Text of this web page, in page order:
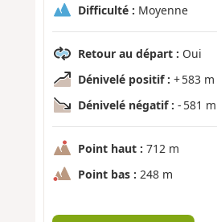
Difficulté : Moyenne
Retour au départ : Oui
Dénivelé positif : + 583 m
Dénivelé négatif : - 581 m
Point haut : 712 m
Point bas : 248 m